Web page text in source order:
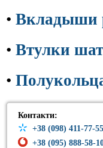
• Вкладыши
• Втулки
•
Контакти:
+38 (098) 411-77-55
+38 (095) 888-58-